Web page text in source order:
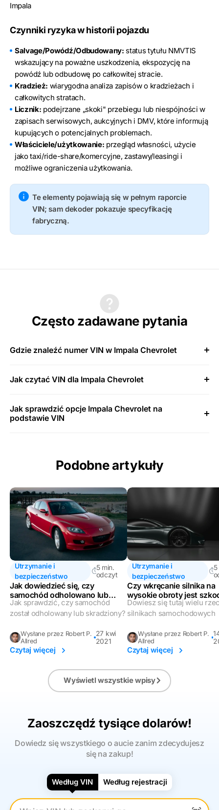
Impala
Czynniki ryzyka w historii pojazdu
Salvage/Powódź/Odbudowany: status tytułu NMVTIS
wskazujący na poważne uszkodzenia, ekspozycję na
powódź lub odbudowę po całkowitej stracie.
Kradzież: wiarygodna analiza zapisów o kradzieżach i
całkowitych stratach.
Licznik: podejrzane „skoki" przebiegu lub niespójności w
zapisach serwisowych, aukcyjnych i DMV, które informują
kupujących o potencjalnych problemach.
Właściciele/użytkowanie: przegląd własności, użycie
jako taxi/ride-share/komercyjne, zastawy/leasingi i
możliwe ograniczenia użytkowania.
Te elementy pojawiają się w pełnym raporcie
VIN; sam dekoder pokazuje specyfikację
fabryczną.
Często zadawane pytania
Gdzie znaleźć numer VIN w Impala Chevrolet
Jak czytać VIN dla Impala Chevrolet
Jak sprawdzić opcje Impala Chevrolet na
podstawie VIN
Podobne artykuły
Utrzymanie i
bezpieczeństwo
5 min.
odczyt
Jak dowiedzieć się, czy
samochód odholowano lub
skradziono?
Jak sprawdzić, czy samochód
został odholowany lub skradziony?
Wysłane przez Robert P.
Allred
27 kwi
2021
Czytaj więcej
Utrzymanie i
bezpieczeństwo
5
Czy wkręcanie silnika na
wysokie obroty jest
Dowiesz się tutaj wielu
silnikach samochodowych
Wysłane przez Robert P.
Allred
Czytaj więcej
Wyświetl wszystkie wpisy
Zaoszczędź tysiące dolarów!
Dowiedz się wszystkiego o aucie zanim zdecydujesz
się na zakup!
Według VIN Według rejestracji